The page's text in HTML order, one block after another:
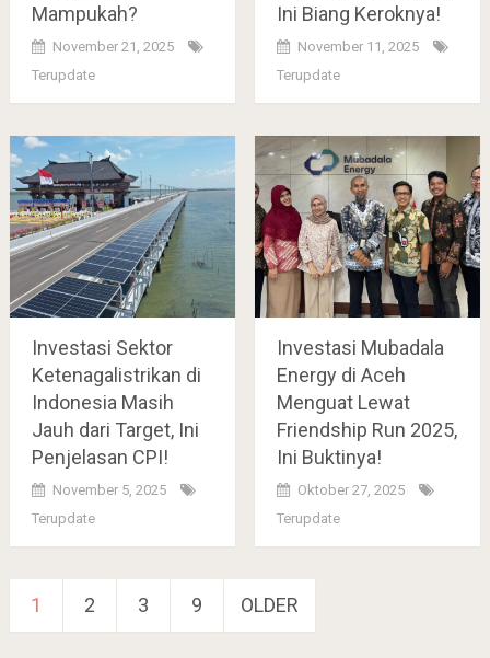
Mampukah?
November 21, 2025
Terupdate
Ini Biang Keroknya!
November 11, 2025
Terupdate
Investasi Sektor
Ketenagalistrikan di
Indonesia Masih
Jauh dari Target, Ini
Penjelasan CPI!
November 5, 2025
Terupdate
Investasi Mubadala
Energy di Aceh
Menguat Lewat
Friendship Run 2025,
Ini Buktinya!
Oktober 27, 2025
Terupdate
Paginasi
pos
1 2 3 9 OLDER